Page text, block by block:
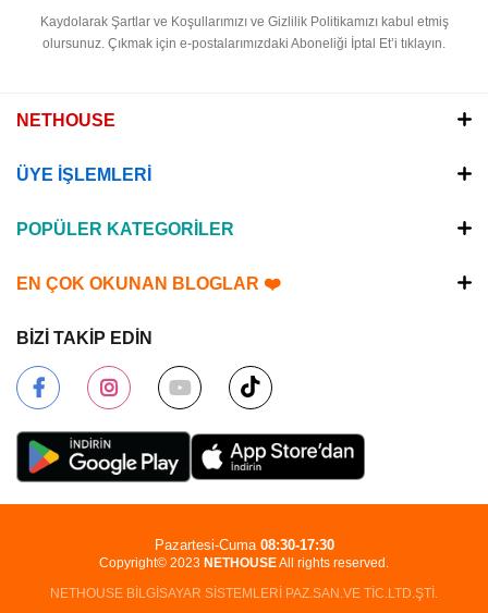
Kaydolarak Şartlar ve Koşullarımızı ve Gizlilik Politikamızı kabul etmiş
olursunuz. Çıkmak için e-postalarımızdaki Aboneliği İptal Et’i tıklayın.
NETHOUSE
ÜYE İŞLEMLERİ
POPÜLER KATEGORİLER
EN ÇOK OKUNAN BLOGLAR ❤️
BİZİ TAKİP EDİN
Copyright© 2023 NETHOUSEAll rights reserved.
NETHOUSE BİLGİSAYAR SİSTEMLERİ PAZ.SAN.VE TİC.LTD.ŞTİ.
Pazartesi-Cuma 08:30-17:30